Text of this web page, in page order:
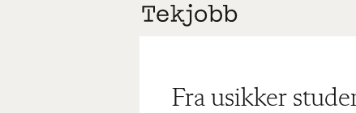
Fra usikker